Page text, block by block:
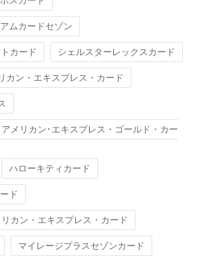
ムカードセゾン
カード シェルスターレックスカード
カン・エキスプレス・カード
メリカン･エキスプレス・ゴールド・カー
ハローキティカード
ド
カン・エキスプレス・カード
マイレージプラスセゾンカード